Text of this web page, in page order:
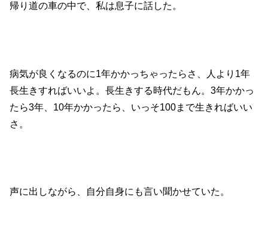
帰り道の車の中で、私は息子に話した。
病気が良くなるのに1年かかっちゃったらさ、人より1年
長生きすればいいよ。長生きする時代だもん。3年かかっ
たら3年、10年かかったら、いっそ100まで生きればいい
さ。
声に出しながら、自分自身にも言い聞かせていた。